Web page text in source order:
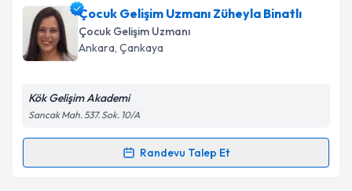
Çocuk Gelişim Uzmanı Neslihan Erdoğaniçin
randevu takvimi talebi oluşturun. Size bu uzmandan
randevu almanız için bir takvim hazırlandığında e-
posta ile bilgilendireceğiz.
Kişisel verilerimin işlenmesine ilişkinAydınlatma
Çocuk Gelişim Uzmanı Züheyla Binatlı
Çocuk Gelişim Uzmanı
Ankara, Çankaya
Kök Gelişim Akademi
Sancak Mah. 537. Sok. 10/A
Randevu Talep Et
Randevu Takvimi Talebi